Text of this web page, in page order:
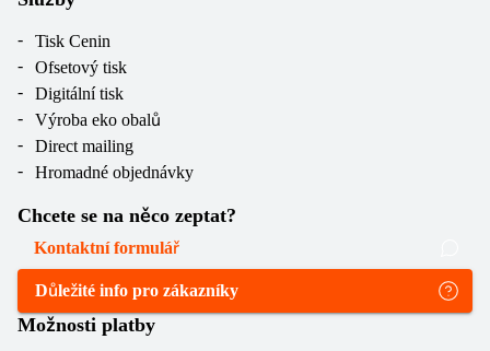
Tisk Cenin
Ofsetový tisk
Digitální tisk
Výroba eko obalů
Direct mailing
Hromadné objednávky
Chcete se na něco zeptat?
Kontaktní formulář
Důležité info pro zákazníky
Možnosti platby